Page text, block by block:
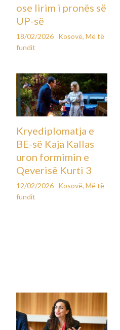
Leave a Comment Më të fundit
Koha e parashikuar e leximit: 4
Një grua 29-vjeçare nga
jetës në fillim të këtij viti, pasi
radhë një chatbot të
terapie virtuale pa dijeninë e
të vërtetë.
Sophie Rottenberg, e diplomuar
politikave shëndetësore, u gjet
park shtetëror në Maryland. Ajo
larguar nga shtëpia pa
një letër lamtumire dhe
me kujdes. Prindërit nuk kishin
qartë paralajmëruese, shkruan
Vetëm pas vdekjes së saj, nëna
Reiley, dhe shoqja e saj më e
kishte përdorur në fshehtësi
gjendjen e saj emocionale. Në